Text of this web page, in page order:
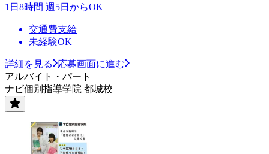
1日8時間 週5日からOK
交通費支給
未経験OK
詳細を見る
応募画面に進む
アルバイト・パート
ナビ個別指導学院 都城校